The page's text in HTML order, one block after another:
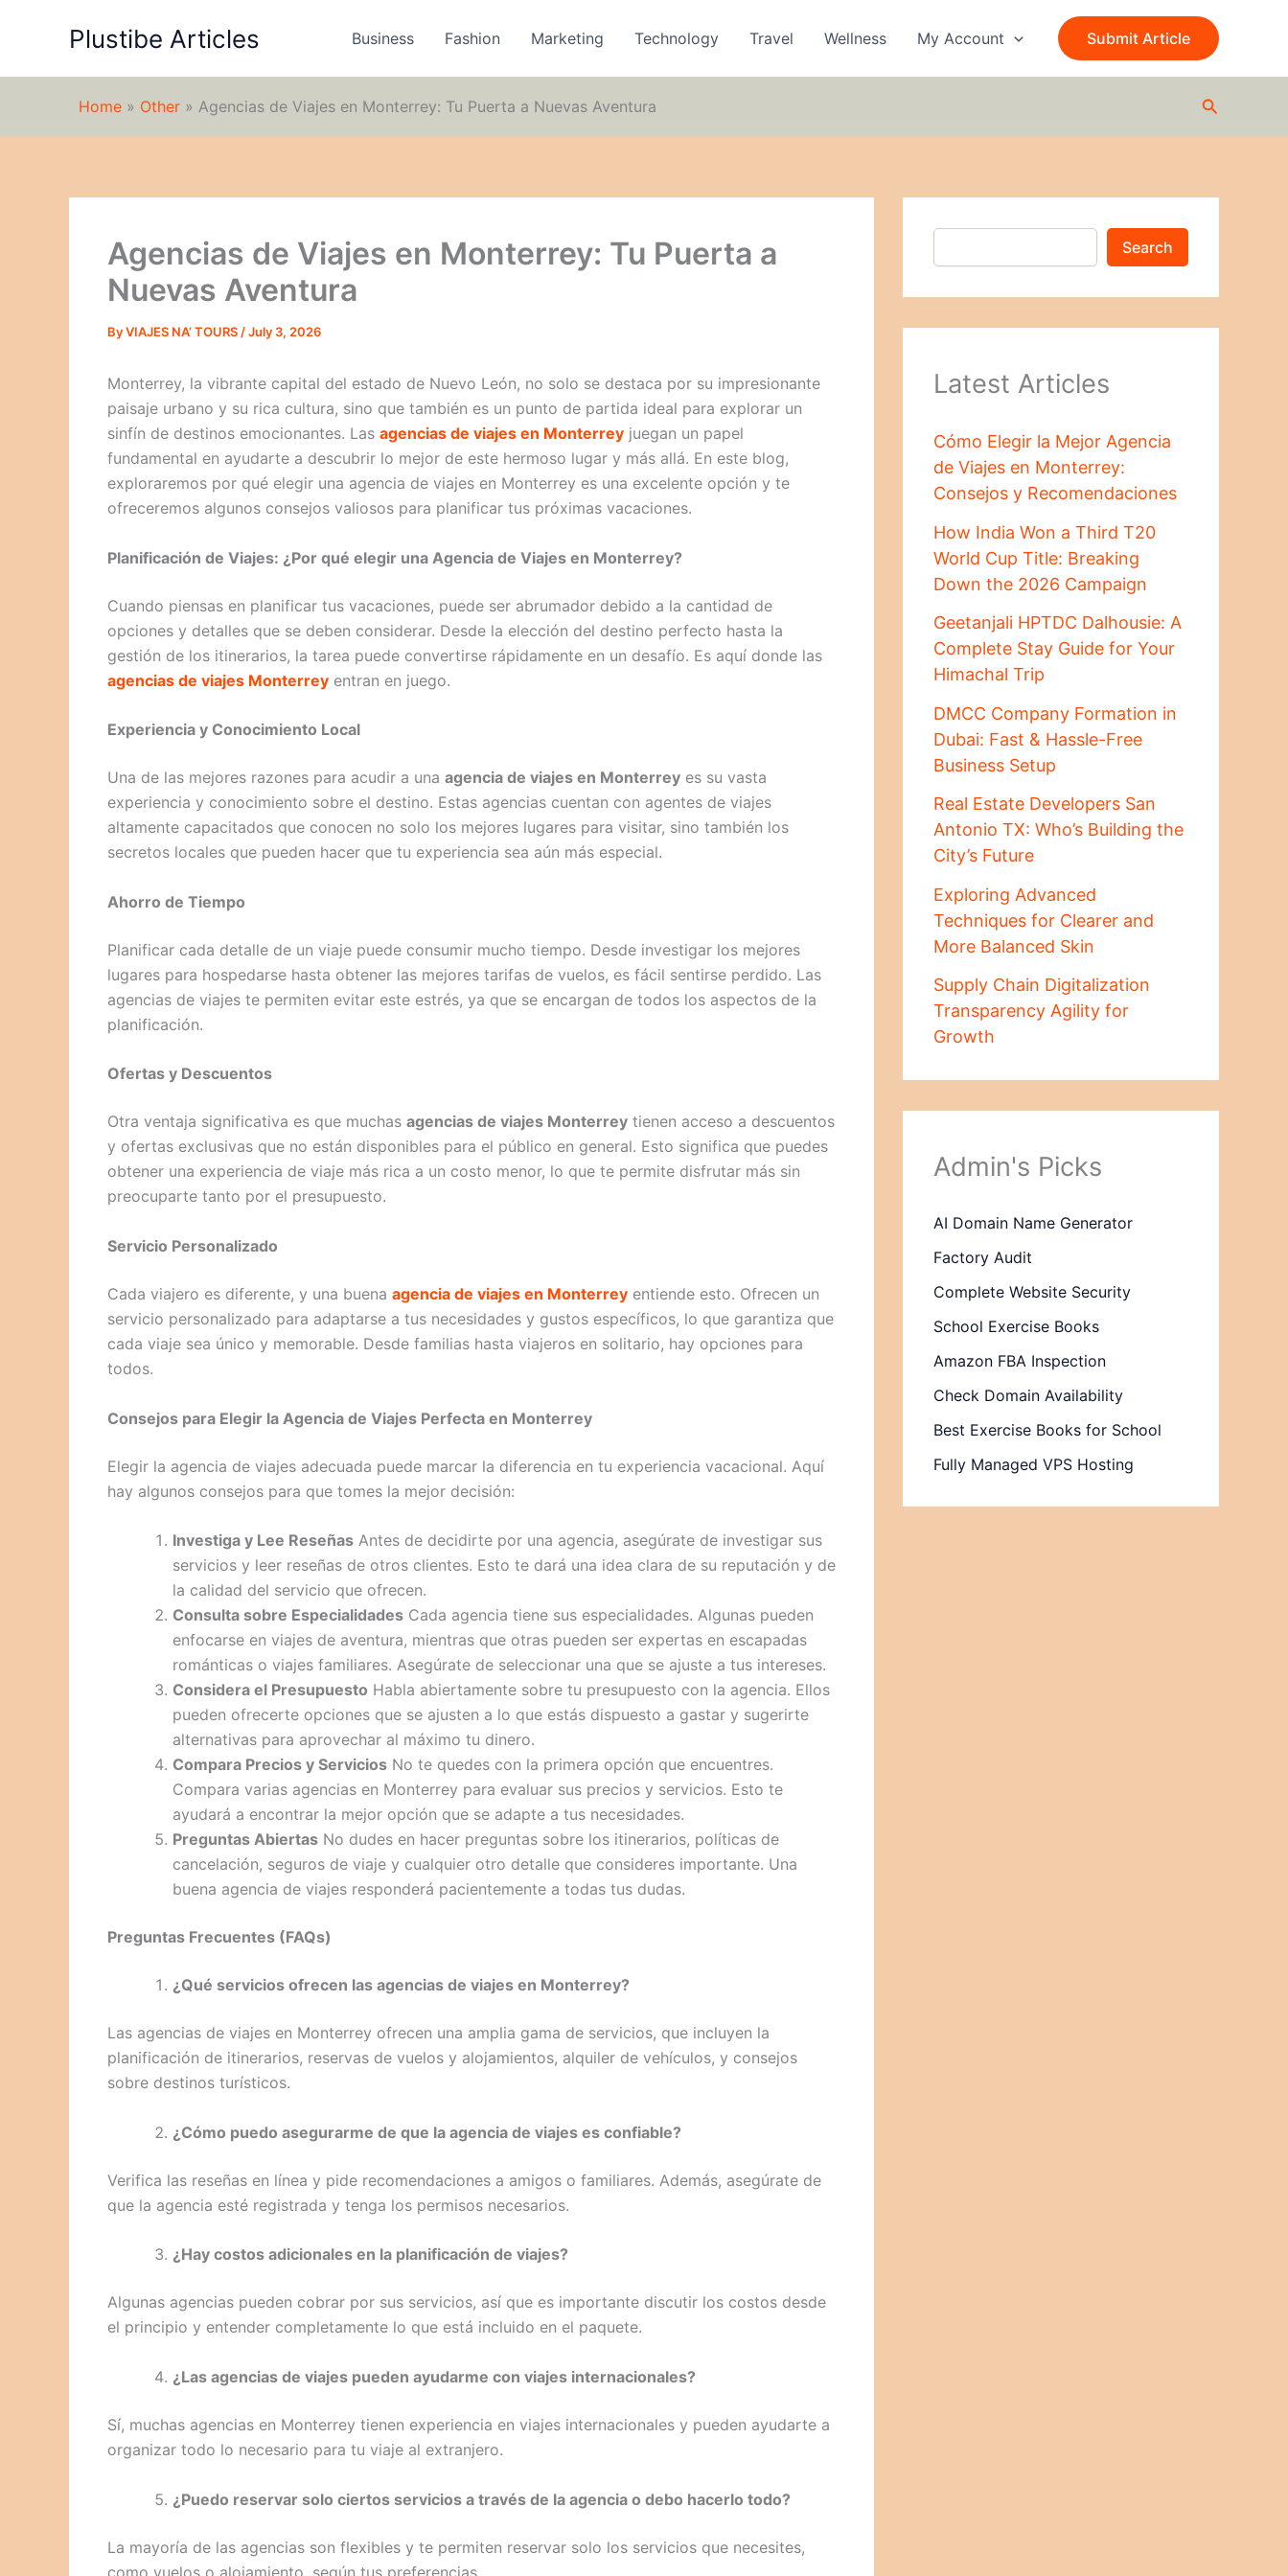
Plustibe Articles Business Fashion Marketing Technology Travel Wellness My Account Submit Article
Home » Other » Agencias de Viajes en Monterrey: Tu Puerta a Nuevas Aventura Search
Agencias de Viajes en Monterrey: Tu Puerta a
Nuevas Aventura
ByVIAJES NA’ TOURS /July 3, 2026
Monterrey, la vibrante capital del estado de Nuevo León, no solo se destaca por su impresionante
paisaje urbano y su rica cultura, sino que también es un punto de partida ideal para explorar un
sinfín de destinos emocionantes. Las agencias de viajes en Monterrey juegan un papel
fundamental en ayudarte a descubrir lo mejor de este hermoso lugar y más allá. En este blog,
exploraremos por qué elegir una agencia de viajes en Monterrey es una excelente opción y te
ofreceremos algunos consejos valiosos para planificar tus próximas vacaciones.
Planificación de Viajes: ¿Por qué elegir una Agencia de Viajes en Monterrey?
Cuando piensas en planificar tus vacaciones, puede ser abrumador debido a la cantidad de
opciones y detalles que se deben considerar. Desde la elección del destino perfecto hasta la
gestión de los itinerarios, la tarea puede convertirse rápidamente en un desafío. Es aquí donde las
agencias de viajes Monterrey entran en juego.
Experiencia y Conocimiento Local
Una de las mejores razones para acudir a una agencia de viajes en Monterrey es su vasta
experiencia y conocimiento sobre el destino. Estas agencias cuentan con agentes de viajes
altamente capacitados que conocen no solo los mejores lugares para visitar, sino también los
secretos locales que pueden hacer que tu experiencia sea aún más especial.
Ahorro de Tiempo
Planificar cada detalle de un viaje puede consumir mucho tiempo. Desde investigar los mejores
lugares para hospedarse hasta obtener las mejores tarifas de vuelos, es fácil sentirse perdido. Las
agencias de viajes te permiten evitar este estrés, ya que se encargan de todos los aspectos de la
planificación.
Ofertas y Descuentos
Otra ventaja significativa es que muchas agencias de viajes Monterrey tienen acceso a descuentos
y ofertas exclusivas que no están disponibles para el público en general. Esto significa que puedes
obtener una experiencia de viaje más rica a un costo menor, lo que te permite disfrutar más sin
preocuparte tanto por el presupuesto.
Servicio Personalizado
Cada viajero es diferente, y una buena agencia de viajes en Monterrey entiende esto. Ofrecen un
servicio personalizado para adaptarse a tus necesidades y gustos específicos, lo que garantiza que
cada viaje sea único y memorable. Desde familias hasta viajeros en solitario, hay opciones para
todos.
Consejos para Elegir la Agencia de Viajes Perfecta en Monterrey
Elegir la agencia de viajes adecuada puede marcar la diferencia en tu experiencia vacacional. Aquí
hay algunos consejos para que tomes la mejor decisión:
Investiga y Lee Reseñas Antes de decidirte por una agencia, asegúrate de investigar sus
servicios y leer reseñas de otros clientes. Esto te dará una idea clara de su reputación y de
la calidad del servicio que ofrecen.
Consulta sobre Especialidades Cada agencia tiene sus especialidades. Algunas pueden
enfocarse en viajes de aventura, mientras que otras pueden ser expertas en escapadas
románticas o viajes familiares. Asegúrate de seleccionar una que se ajuste a tus intereses.
Considera el Presupuesto Habla abiertamente sobre tu presupuesto con la agencia. Ellos
pueden ofrecerte opciones que se ajusten a lo que estás dispuesto a gastar y sugerirte
alternativas para aprovechar al máximo tu dinero.
Compara Precios y Servicios No te quedes con la primera opción que encuentres.
Compara varias agencias en Monterrey para evaluar sus precios y servicios. Esto te
ayudará a encontrar la mejor opción que se adapte a tus necesidades.
Preguntas Abiertas No dudes en hacer preguntas sobre los itinerarios, políticas de
cancelación, seguros de viaje y cualquier otro detalle que consideres importante. Una
buena agencia de viajes responderá pacientemente a todas tus dudas.
Preguntas Frecuentes (FAQs)
¿Qué servicios ofrecen las agencias de viajes en Monterrey?
Las agencias de viajes en Monterrey ofrecen una amplia gama de servicios, que incluyen la
planificación de itinerarios, reservas de vuelos y alojamientos, alquiler de vehículos, y consejos
sobre destinos turísticos.
¿Cómo puedo asegurarme de que la agencia de viajes es confiable?
Verifica las reseñas en línea y pide recomendaciones a amigos o familiares. Además, asegúrate de
que la agencia esté registrada y tenga los permisos necesarios.
¿Hay costos adicionales en la planificación de viajes?
Algunas agencias pueden cobrar por sus servicios, así que es importante discutir los costos desde
el principio y entender completamente lo que está incluido en el paquete.
¿Las agencias de viajes pueden ayudarme con viajes internacionales?
Sí, muchas agencias en Monterrey tienen experiencia en viajes internacionales y pueden ayudarte a
organizar todo lo necesario para tu viaje al extranjero.
¿Puedo reservar solo ciertos servicios a través de la agencia o debo hacerlo todo?
La mayoría de las agencias son flexibles y te permiten reservar solo los servicios que necesites,
como vuelos o alojamiento, según tus preferencias.
a
Search
Latest Articles
Cómo Elegir la Mejor Agencia
de Viajes en Monterrey:
Consejos y Recomendaciones
How India Won a Third T20
World Cup Title: Breaking
Down the 2026 Campaign
Geetanjali HPTDC Dalhousie: A
Complete Stay Guide for Your
Himachal Trip
DMCC Company Formation in
Dubai: Fast & Hassle-Free
Business Setup
Real Estate Developers San
Antonio TX: Who’s Building the
City’s Future
Exploring Advanced
Techniques for Clearer and
More Balanced Skin
Supply Chain Digitalization
Transparency Agility for
Growth
Admin's Picks
AI Domain Name Generator
Factory Audit
Complete Website Security
School Exercise Books
Amazon FBA Inspection
Check Domain Availability
Best Exercise Books for School
Fully Managed VPS Hosting